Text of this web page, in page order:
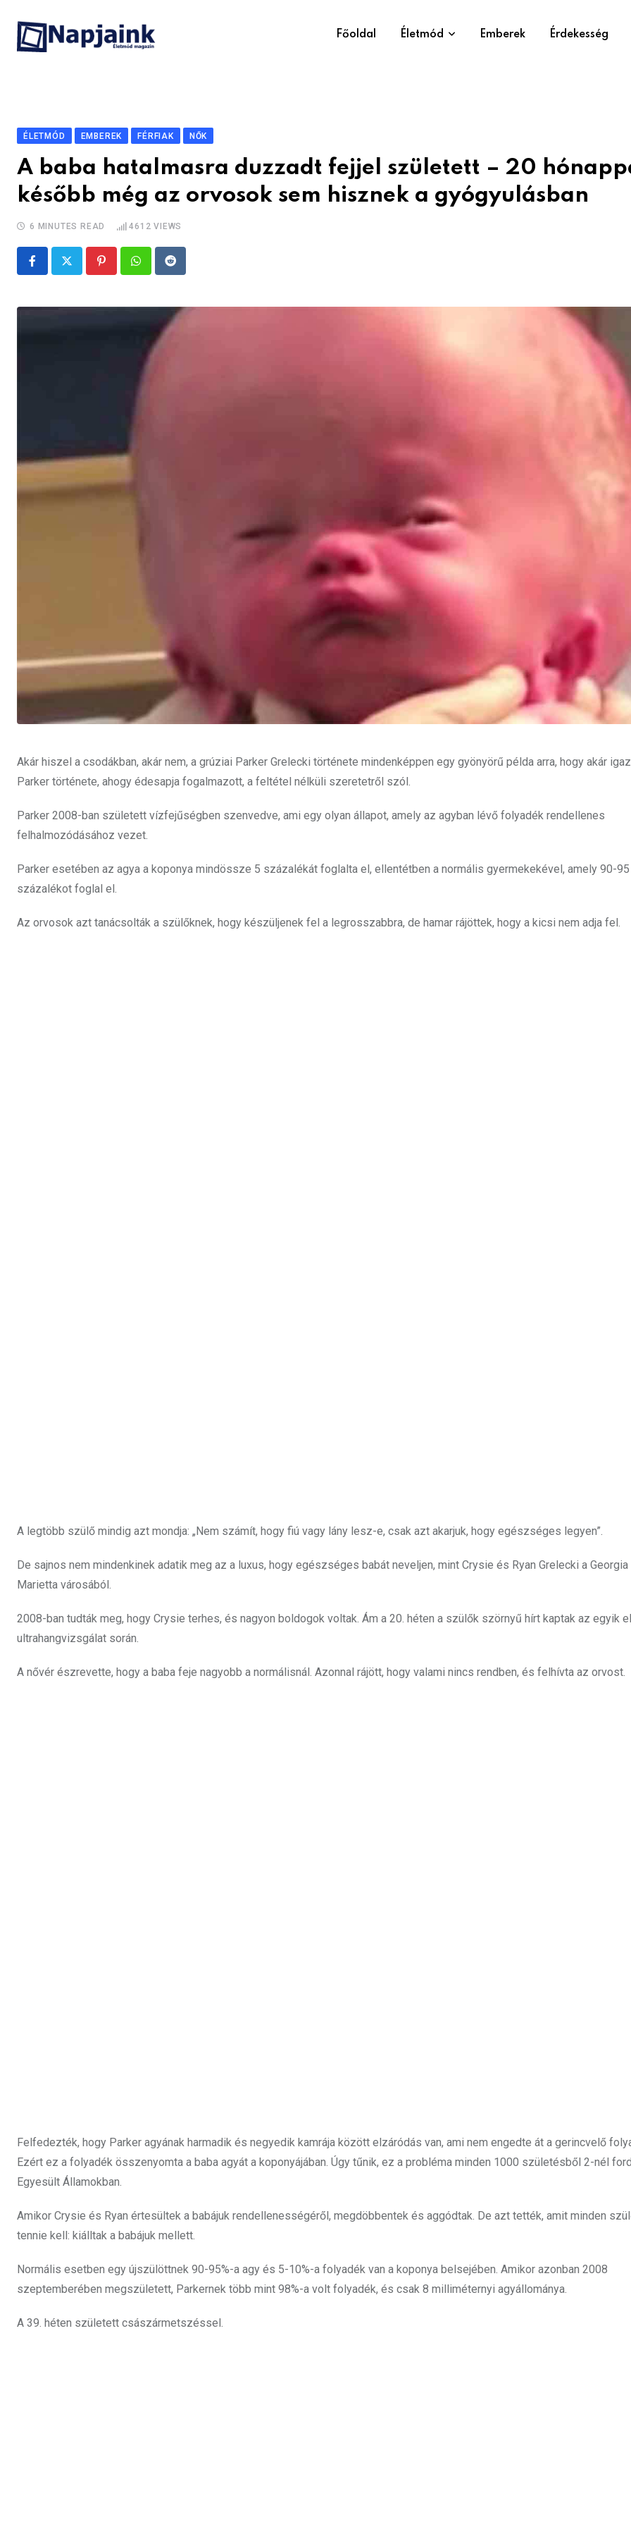
content
Főoldal Életmód Emberek Érdekesség
ÉLETMÓD EMBEREK FÉRFIAK NŐK
A baba hatalmasra duzzadt fejjel született – 20
később még az orvosok sem hisznek a gyógyulásban
6 MINUTES READ 4612 VIEWS
PinterestWhatsappReddit
Akár hiszel a csodákban, akár nem, a grúziai Parker Grelecki története mindenképpen egy gyönyörű példa arra, hogy akár
Parker története, ahogy édesapja fogalmazott, a feltétel nélküli szeretetről szól.
Parker 2008-ban született vízfejűségben szenvedve, ami egy olyan állapot, amely az agyban lévő folyadék rendellenes
felhalmozódásához vezet.
Parker esetében az agya a koponya mindössze 5 százalékát foglalta el, ellentétben a normális gyermekekével, amely 90-95
százalékot foglal el.
Az orvosok azt tanácsolták a szülőknek, hogy készüljenek fel a legrosszabbra, de hamar rájöttek, hogy a kicsi nem adja fel.
A legtöbb szülő mindig azt mondja: „Nem számít, hogy fiú vagy lány lesz-e, csak azt akarjuk, hogy egészséges legyen”.
De sajnos nem mindenkinek adatik meg az a luxus, hogy egészséges babát neveljen, mint Crysie és Ryan Grelecki a
Marietta városából.
2008-ban tudták meg, hogy Crysie terhes, és nagyon boldogok voltak. Ám a 20. héten a szülők szörnyű hírt kaptak az egyik
ultrahangvizsgálat során.
A nővér észrevette, hogy a baba feje nagyobb a normálisnál. Azonnal rájött, hogy valami nincs rendben, és felhívta az orvost.
Felfedezték, hogy Parker agyának harmadik és negyedik kamrája között elzáródás van, ami nem engedte át a gerincvelő
Ezért ez a folyadék összenyomta a baba agyát a koponyájában. Úgy tűnik, ez a probléma minden 1000 születésből 2-nél
Egyesült Államokban.
Amikor Crysie és Ryan értesültek a babájuk rendellenességéről, megdöbbentek és aggódtak. De azt tették, amit minden
tennie kell: kiálltak a babájuk mellett.
Normális esetben egy újszülöttnek 90-95%-a agy és 5-10%-a folyadék van a koponya belsejében. Amikor azonban 2008
szeptemberében megszületett, Parkernek több mint 98%-a volt folyadék, és csak 8 milliméternyi agyállománya.
A 39. héten született császármetszéssel.